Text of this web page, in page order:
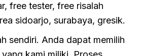
free tester, free risalah
sidoarjo, surabaya, gresik.
sendiri. Anda dapat memilih